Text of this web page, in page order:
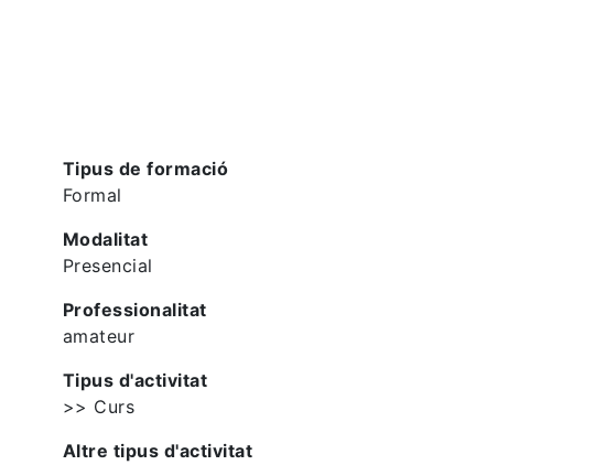
Tipus de formació
Formal
Modalitat
Presencial
Professionalitat
amateur
Tipus d'activitat
>> Curs
Altre tipus d'activitat